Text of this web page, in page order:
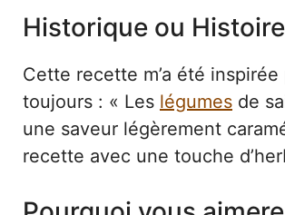
Historique ou
Cette recette m’a été
toujours : « Les légumes de
une saveur légèrement
recette avec une touche